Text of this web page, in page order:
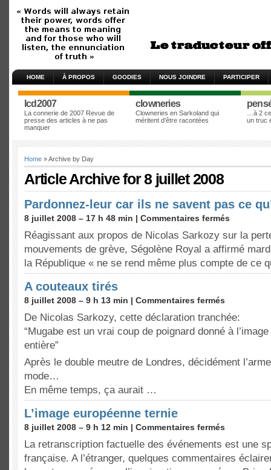
HOME À PROPOS GOODIES NOUS JOINDRE PARTICIPER
lcd2007
La connerie de 2007 Revue de
presse des articles à ne pas
manquer
clowneries
Clowneries en Sarkoland qui
méritent d’être racontées
…à 2
un truc
Home » Archive by Day
Article Archive for 8 juillet 2008
Pardonnez-leur car ils ne savent pas ce
8 juillet 2008 – 17 h 48 min | Commentaires fermés
Réagissant aux propos de Nicolas Sarkozy sur la
mouvements de grève, Ségolène Royal a affirmé
la République « ne se rend même plus compte de ce
A couteaux tirés
8 juillet 2008 – 9 h 13 min | Commentaires fermés
De Nicolas Sarkozy, cette déclaration tranchée:
“Mugabe est un vrai coup de poignard donné à
entière”
Après le double meutre de Londres, décidément
mode…
En même temps, ça aurait …
L’image européenne ternie
8 juillet 2008 – 9 h 12 min | Commentaires fermés
La retranscription factuelle des événements est une
française. A l’étranger, quelques commentaires